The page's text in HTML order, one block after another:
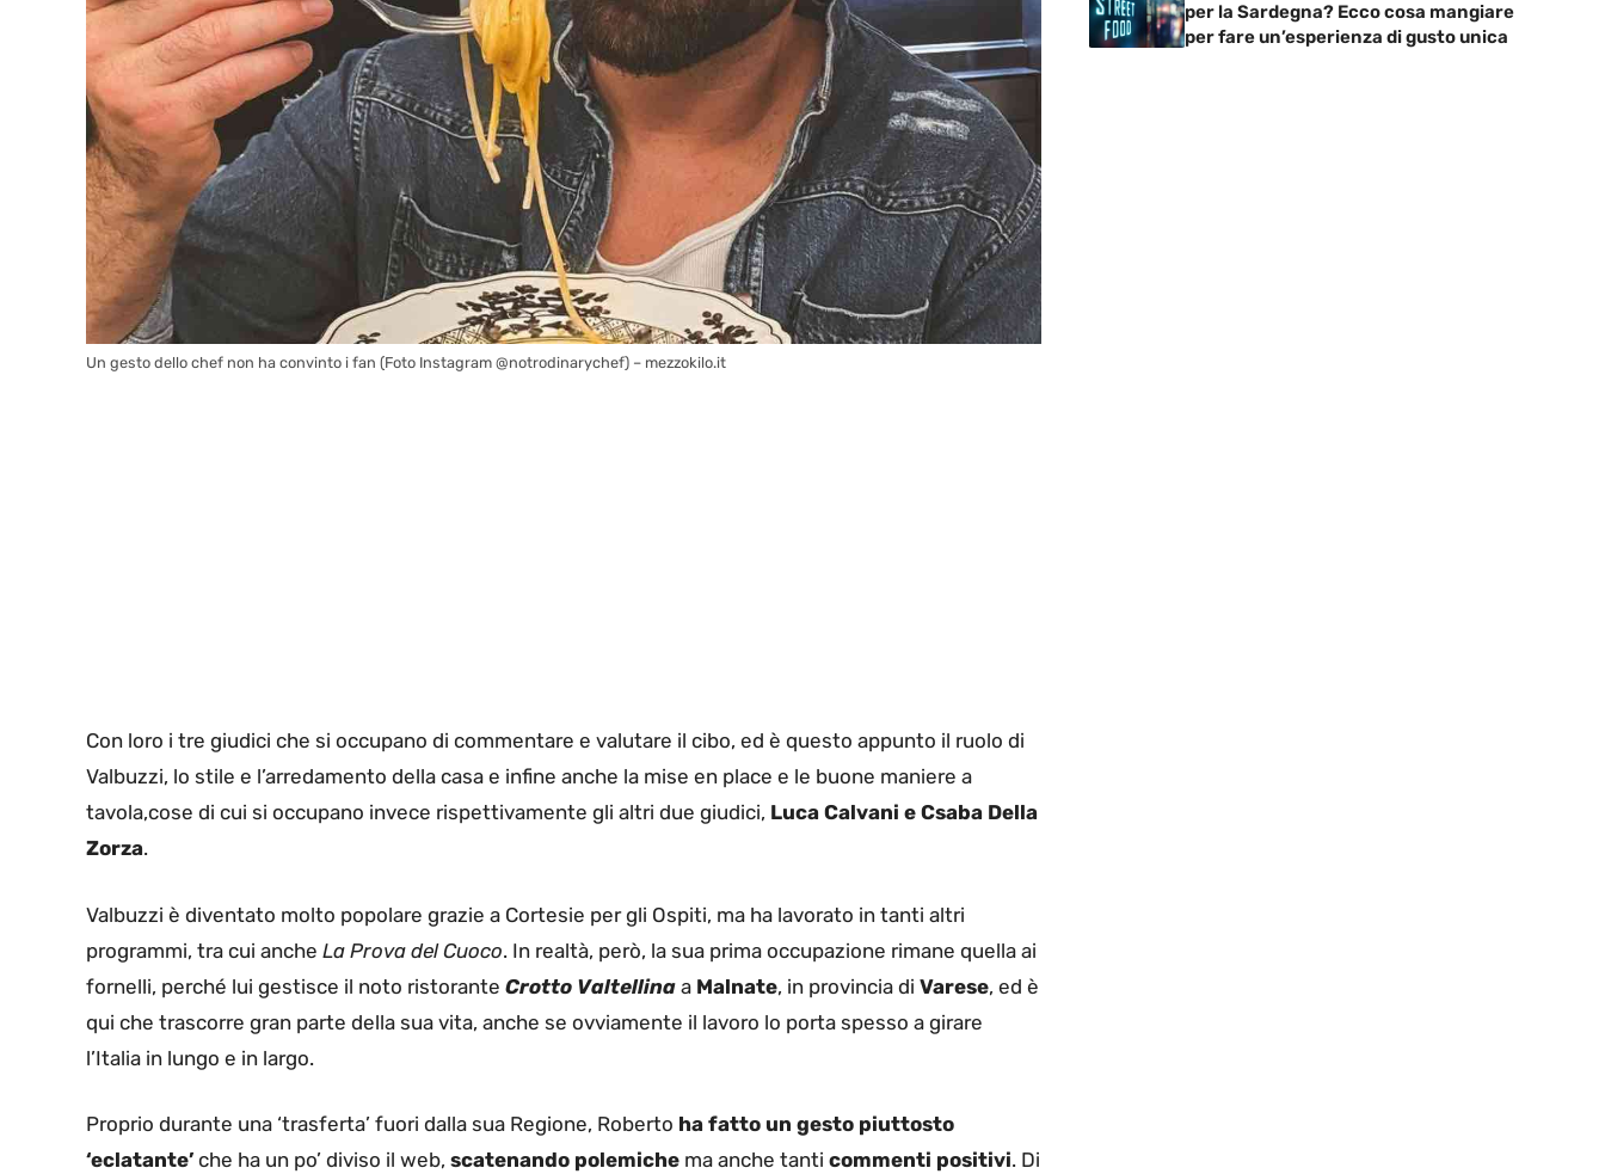
Un gesto dello chef non ha convinto i fan (Foto Instagram @notrodinarychef) – mezzokilo.it
Con loro i tre giudici che si occupano di commentare e valutare il cibo, ed è questo appunto il ruolo di
Valbuzzi, lo stile e l’arredamento della casa e infine anche la mise en place e le buone maniere a
tavola,cose di cui si occupano invece rispettivamente gli altri due giudici, Luca Calvani e Csaba Della
Zorza.
Valbuzzi è diventato molto popolare grazie a Cortesie per gli Ospiti, ma ha lavorato in tanti altri
programmi, tra cui anche La Prova del Cuoco. In realtà, però, la sua prima occupazione rimane quella ai
fornelli, perché lui gestisce il noto ristorante Crotto Valtellina a Malnate, in provincia di Varese, ed è
qui che trascorre gran parte della sua vita, anche se ovviamente il lavoro lo porta spesso a girare
l’Italia in lungo e in largo.
Proprio durante una ‘trasferta’ fuori dalla sua Regione, Roberto ha fatto un gesto piuttosto
‘eclatante’ che ha un po’ diviso il web, scatenando polemiche ma anche tanti commenti positivi. Di
per la Sardegna? Ecco cosa mangiare
per fare un’esperienza di gusto unica